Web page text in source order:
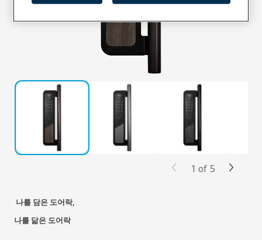
나를 담은 도어락,
나를 닮은 도어락
1 of 5